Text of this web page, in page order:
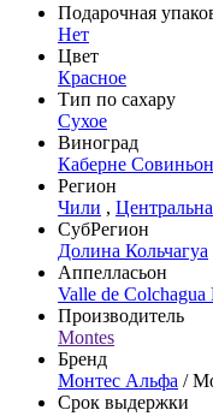
Подарочная
Нет
Цвет
Красное
Тип по сахару
Сухое
Виноград
Каберне Совиньон
Регион
Чили ,
СубРегион
Долина Кольчагуа
Аппелласьон
Valle de Colchagua
Производитель
Montes
Бренд
Монтес Альфа /
Срок выдержки